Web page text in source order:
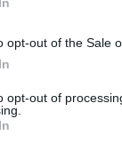
opt-out of the Sale
opt-out of